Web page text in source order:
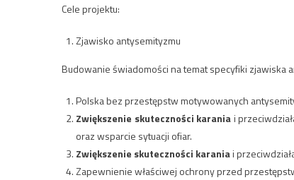
Cele projektu:
Zjawisko antysemityzmu
Budowanie świadomości na temat specyfiki zjawiska
Polska bez przestępstw motywowanych
Zwiększenie skuteczności karaniai
oraz wsparcie sytuacji ofiar.
Zwiększenie skuteczności karaniai
Zapewnienie właściwej ochrony przed